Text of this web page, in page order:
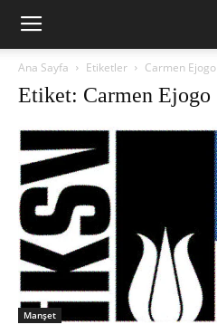
Ana Sayfa Etiketler Carmen Ejogo
Etiket: Carmen Ejogo
Manşet